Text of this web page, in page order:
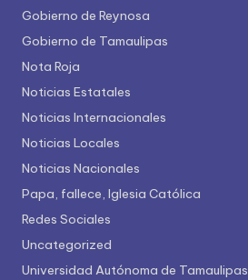
Gobierno de Reynosa
Gobierno de Tamaulipas
Nota Roja
Noticias Estatales
Noticias Internacionales
Noticias Locales
Noticias Nacionales
Papa, fallece, Iglesia Católica
Redes Sociales
Uncategorized
Universidad Autónoma de Tamaulipas